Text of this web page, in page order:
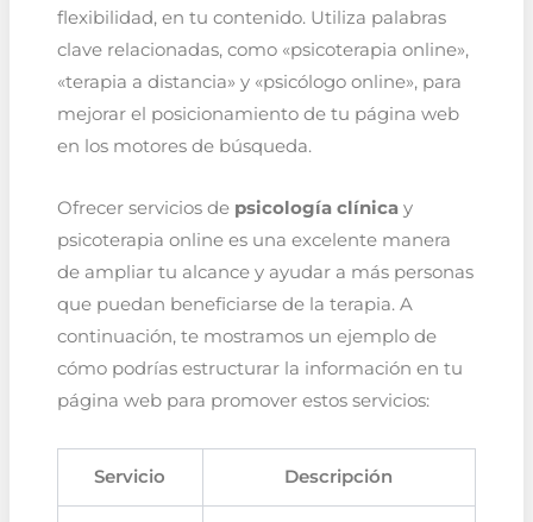
flexibilidad, en tu contenido. Utiliza palabras
clave relacionadas, como «psicoterapia online»,
«terapia a distancia» y «psicólogo online», para
mejorar el posicionamiento de tu página web
en los motores de búsqueda.
Ofrecer servicios de psicología clínicay
psicoterapia online es una excelente manera
de ampliar tu alcance y ayudar a más personas
que puedan beneficiarse de la terapia. A
continuación, te mostramos un ejemplo de
cómo podrías estructurar la información en tu
página web para promover estos servicios:
Servicio Descripción